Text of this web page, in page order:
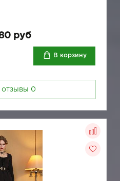
руб
В корзину
отзывы 0